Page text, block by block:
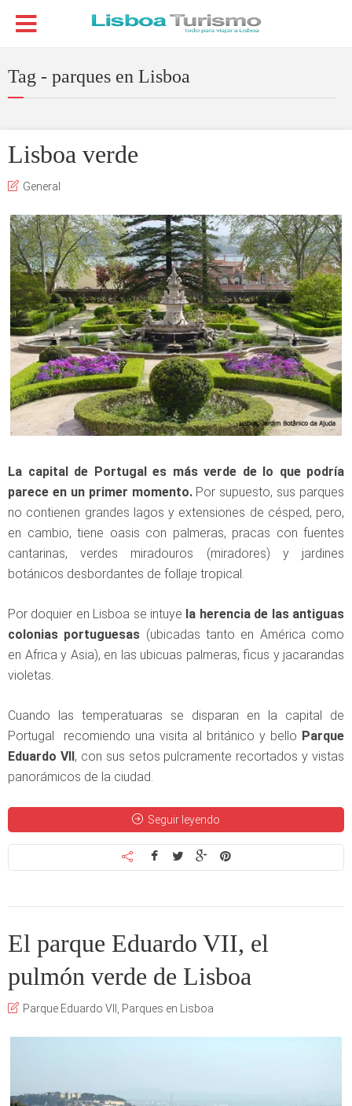
Tag - parques en Lisboa
Lisboa verde
General
La capital de Portugal es más verde de lo que podría
parece en un primer momento. Por supuesto, sus parques
no contienen grandes lagos y extensiones de césped, pero,
en cambio, tiene oasis con palmeras, pracas con fuentes
cantarinas, verdes miradouros (miradores) y jardines
botánicos desbordantes de follaje tropical.
Por doquier en Lisboa se intuye la herencia de las antiguas
colonias portuguesas (ubicadas tanto en América como
en Africa y Asia), en las ubicuas palmeras, ficus y jacarandas
violetas.
Cuando las temperatuaras se disparan en la capital de
Portugal recomiendo una visita al británico y bello Parque
Eduardo VII , con sus setos pulcramente recortados y vistas
panorámicos de la ciudad.
Seguir leyendo
El parque Eduardo VII, el
pulmón verde de Lisboa
Parque Eduardo VII , Parques en Lisboa